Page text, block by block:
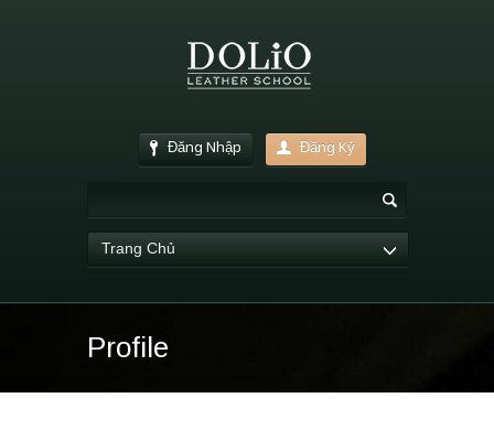
Đăng Nhập Đăng Ký
Trang Chủ
Profile